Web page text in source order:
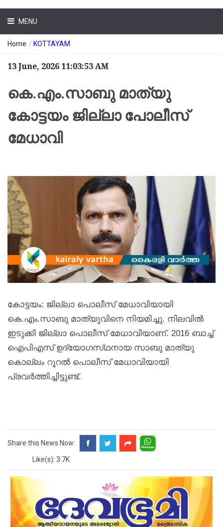
MENU
Home / KOTTAYAM
13 June, 2026 11:03:53 AM
കെ.എം.സാബു മാത്യു
കോട്ടയം ജില്ലാ പോലീസ്
മേധാവി
കോട്ടയം: ജില്ലാ പൊലീസ് മേധാവിയായി
കെ.എം.സാബു മാത്യുവിനെ നിയമിച്ചു. നിലവിൽ
ഇടുക്കി ജില്ലാ പൊലീസ് മേധാവിയാണ്. 2016 ബാച്ച്
ഐപിഎസ് ഉദ്യോഗസ്‌ഥനായ സാബു മാത്യു
കൊല്ലം റൂറൽ പൊലീസ് മേധാവിയായി
പ്രവർത്തിച്ചിട്ടുണ്ട്.
Share this News Now:
Like(s): 3.7K